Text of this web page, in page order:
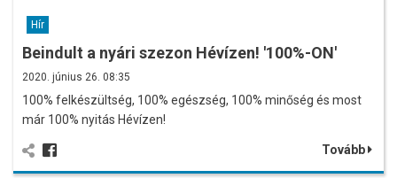
Hír
Beindult a nyári szezon Hévízen! '100%-ON'
2020. június 26. 08:35
100% felkészültség, 100% egészség, 100% minőség és most
már 100% nyitás Hévízen!
Tovább